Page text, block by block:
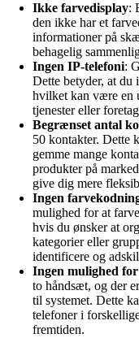
Ikke farvedisplay:
den ikke har et
informationer på
behagelig
Ingen IP-telefoni:
Dette betyder, at du
hvilket kan være en
tjenester eller
Begrænset antal
50 kontakter. Dette
gemme mange
produkter på
give dig mere
Ingen
mulighed for at
hvis du ønsker at
kategorier eller
identificere og
Ingen mulighed
to håndsæt, og der
til systemet. Dette
telefoner i
fremtiden.